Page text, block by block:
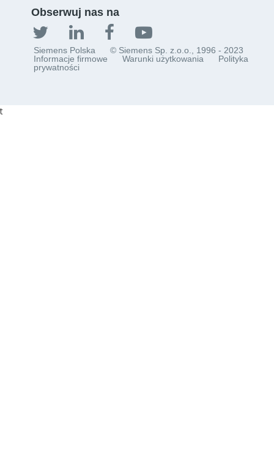
Obserwuj nas na
Siemens Polska
© Siemens Sp. z.o.o., 1996 - 2023
Informacje firmowe
Warunki użytkowania
Polityka
prywatności
t